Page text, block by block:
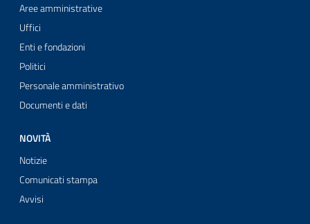
Aree amministrative
Uffici
Enti e fondazioni
Politici
Personale amministrativo
Documenti e dati
NOVITÀ
Notizie
Comunicati stampa
Avvisi